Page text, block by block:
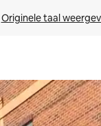
Originele taal